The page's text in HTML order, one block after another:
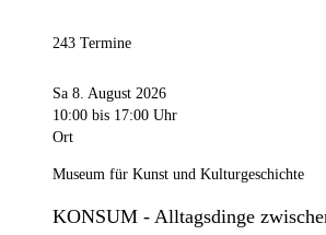
243 Termine
Sa 8. August 2026
10:00 bis 17:00 Uhr
Ort
Museum für Kunst und Kulturgeschichte
KONSUM - Alltagsdinge